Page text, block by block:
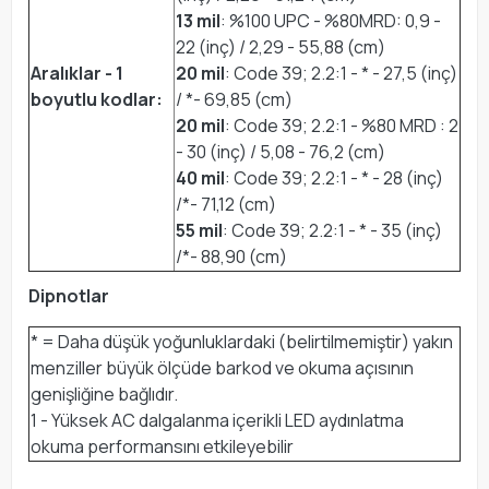
Aralıklar - 1
boyutlu kodlar:
13 mil: %100 UPC - %80MRD: 0,9 -
22 (inç) / 2,29 - 55,88 (cm)
20 mil: Code 39; 2.2:1 - * - 27,5 (inç)
/ *- 69,85 (cm)
20 mil: Code 39; 2.2:1 - %80 MRD : 2
- 30 (inç) / 5,08 - 76,2 (cm)
40 mil: Code 39; 2.2:1 - * - 28 (inç)
/*- 71,12 (cm)
55 mil: Code 39; 2.2:1 - * - 35 (inç)
/*- 88,90 (cm)
Dipnotlar
* = Daha düşük yoğunluklardaki (belirtilmemiştir) yakın
menziller büyük ölçüde barkod ve okuma açısının
genişliğine bağlıdır.
1 - Yüksek AC dalgalanma içerikli LED aydınlatma
okuma performansını etkileyebilir